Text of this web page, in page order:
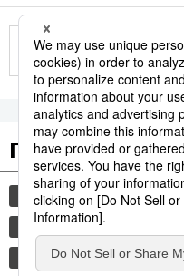
Другие
Популярные
общество jiji press
россия
шпионаж
синкансэн